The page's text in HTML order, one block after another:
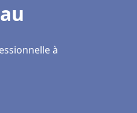
à